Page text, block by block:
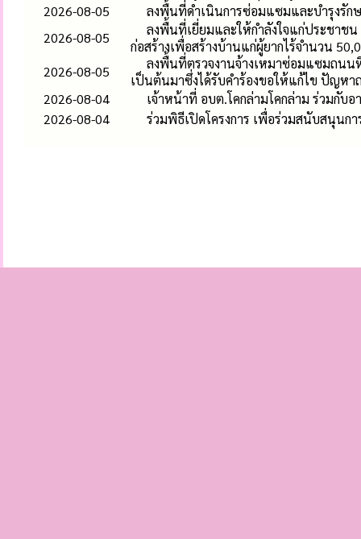
2026-08-05
ลงพื้นที่ดำเนินการซ่อมแซมและบำรุงรั
2026-08-05
ลงพื้นที่เยี่ยมและให้กำลังใจแก่ประชาช
ก่อสร้างเพื่อสร้างบ้านแก่ผู้ยากไร้จำนวน
2026-08-05
ลงพื้นที่ตรวจงานจ้างเหมาซ่อมแซมถนน
เป็นต้นมาซึ่งได้รับคำร้องขอให้แก้ไข ปัญห
2026-08-04
เจ้าหน้าที่ อบต.โคกล่ามโคกล่าม ร่วมกั
2026-08-04
ร่วมพิธีเปิดโครงการ เพื่อร่วมสนับสนุน